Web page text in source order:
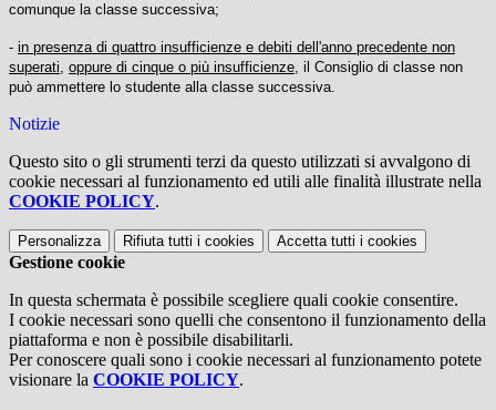
comunque la classe successiva;
- in presenza di quattro insufficienze e debiti dell'anno precedente non
superati, oppure di cinque o più insufficienze, il Consiglio di classe non
può ammettere lo studente alla classe successiva.
Notizie
Questo sito o gli strumenti terzi da questo utilizzati si avvalgono di
cookie necessari al funzionamento ed utili alle finalità illustrate nella
COOKIE POLICY.
Personalizza Rifiuta tutti i cookies Accetta tutti i cookies
Gestione cookie
In questa schermata è possibile scegliere quali cookie consentire.
I cookie necessari sono quelli che consentono il funzionamento della
piattaforma e non è possibile disabilitarli.
Per conoscere quali sono i cookie necessari al funzionamento potete
visionare la COOKIE POLICY.